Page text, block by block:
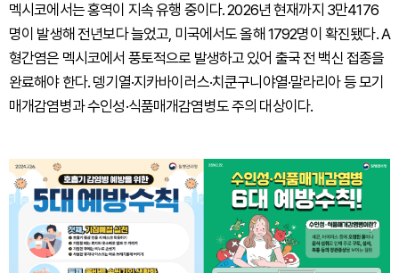
멕시코에서는 홍역이 지속 유행 중이다. 2026년 현재까지 3만4176
명이 발생해 전년보다 늘었고, 미국에서도 올해 1792명이 확진됐다. A
형간염은 멕시코에서 풍토적으로 발생하고 있어 출국 전 백신 접종을
완료해야 한다. 뎅기열·지카바이러스·치쿤구니야열·말라리아 등 모기
매개감염병과 수인성·식품매개감염병도 주의 대상이다.